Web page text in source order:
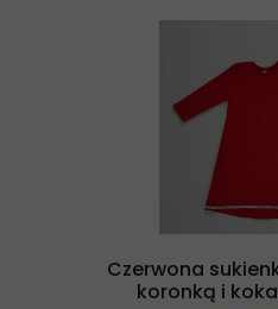
Czerwona
koronką i